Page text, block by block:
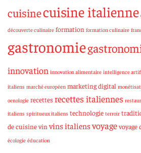
cuisinecuisine italienne
découverte culinaire formation formation culinaire
gastronomie
innovation innovation alimentaire intelligence
italiens marché européen marketing digital
oenologie recettesrecettes italiennes
italiens spiritueux italiens technologie terroir
de cuisinevin vins italiensvoyage
écologie éducation